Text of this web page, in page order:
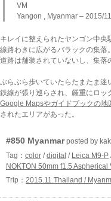
VM
Yangon , Myanmar – 2015/
キレイに整えられたヤンゴン中央
線路わきに広がるバラックの集落。
道路は舗装されていないし、集落
ぶらぶら歩いていたらたまたま迷
鉄線が張り巡らされ、厳重にロッ
Google Mapsやガイドブックの地
されたエリアがあった。
#850 Myanmarposted by
Tag： color /digital / Leica M9-P
NOKTON 50mm f1.5 Aspherical
Trip： 2015.11.Thailand /